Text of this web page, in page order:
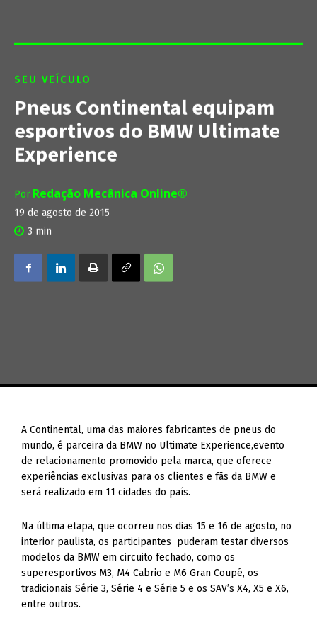
SEU VEÍCULO
Pneus Continental equipam
esportivos do BMW Ultimate
Experience
Por Redação Mecânica Online®
19 de agosto de 2015
3 min
A Continental, uma das maiores fabricantes de pneus do
mundo, é parceira da BMW no Ultimate Experience,evento
de relacionamento promovido pela marca, que oferece
experiências exclusivas para os clientes e fãs da BMW e
será realizado em 11 cidades do país.
Na última etapa, que ocorreu nos dias 15 e 16 de agosto, no
interior paulista, os participantes puderam testar diversos
modelos da BMW em circuito fechado, como os
superesportivos M3, M4 Cabrio e M6 Gran Coupé, os
tradicionais Série 3, Série 4 e Série 5 e os SAV’s X4, X5 e X6,
entre outros.